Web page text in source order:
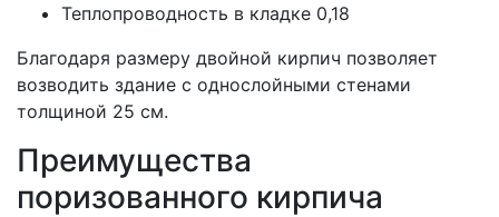
Теплопроводность в кладке 0,18
Благодаря размеру двойной кирпич позволяет
возводить здание с однослойными стенами
толщиной 25 см.
Преимущества
поризованного кирпича